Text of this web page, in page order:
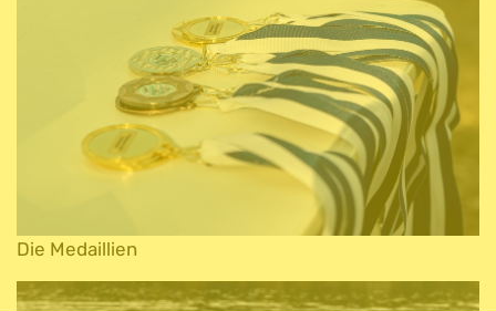
Die Medaillien